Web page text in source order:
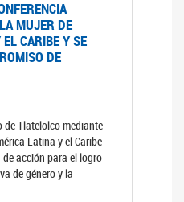
MUJER DE
CARIBE Y SE
DE
de Tlatelolco mediante
Latina y el Caribe
acción para el logro
de género y la